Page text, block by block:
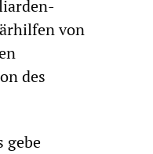
von
des
gebe